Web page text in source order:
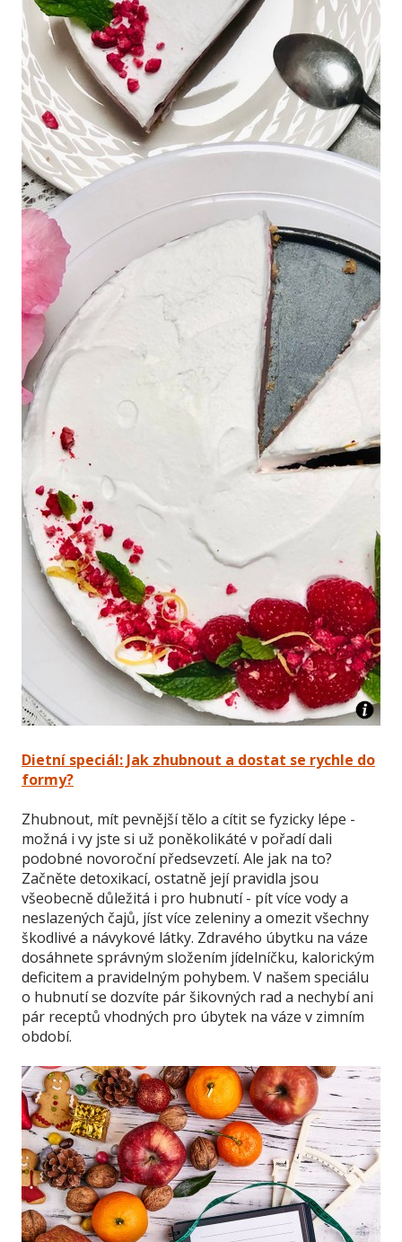
Dietní speciál: Jak zhubnout a dostat se rychle do
formy?
Zhubnout, mít pevnější tělo a cítit se fyzicky lépe -
možná i vy jste si už poněkolikáté v pořadí dali
podobné novoroční předsevzetí. Ale jak na to?
Začněte detoxikací, ostatně její pravidla jsou
všeobecně důležitá i pro hubnutí - pít více vody a
neslazených čajů, jíst více zeleniny a omezit všechny
škodlivé a návykové látky. Zdravého úbytku na váze
dosáhnete správným složením jídelníčku, kalorickým
deficitem a pravidelným pohybem. V našem speciálu
o hubnutí se dozvíte pár šikovných rad a nechybí ani
pár receptů vhodných pro úbytek na váze v zimním
období.